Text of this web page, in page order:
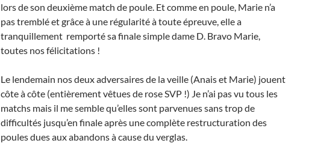
lors de son deuxième match de poule. Et comme en poule, Marie n’a
pas tremblé et grâce à une régularité à toute épreuve, elle a
tranquillement remporté sa finale simple dame D. Bravo Marie,
toutes nos félicitations !
Le lendemain nos deux adversaires de la veille (Anais et Marie) jouent
côte à côte (entièrement vêtues de rose SVP !) Je n’ai pas vu tous les
matchs mais il me semble qu’elles sont parvenues sans trop de
difficultés jusqu’en finale après une complète restructuration des
poules dues aux abandons à cause du verglas.